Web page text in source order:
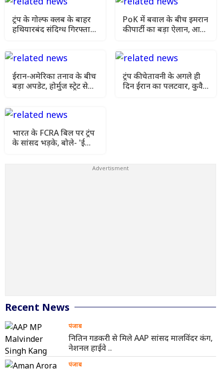
ट्रंप के गोल्फ क्लब के बाहर
हथियारबंद संदिग्ध गिरफ्तार,
PoK में बवाल के बीच इमरान
की पार्टी का बड़ा ऐलान, आज
ईरान-अमेरिका तनाव के बीच
बड़ा अपडेट, होर्मुज स्ट्रेट से
ट्रंप की चेतावनी के अगले ही
दिन ईरान का पलटवार, कुवैत
भारत के FCRA बिल पर ट्रंप
के सांसद भड़के, बोले- 'ईसाई
Recent News
पंजाब
नितिन गडकरी से मिले AAP सांसद मालविंदर कंग,
नेशनल हाईवे ..
पंजाब